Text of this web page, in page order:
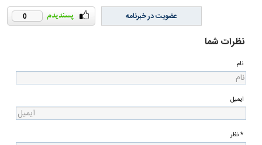
0 عضویت در خبرنامه
نظرات شما
نام
ایمیل
* نظر